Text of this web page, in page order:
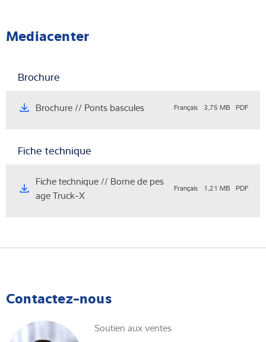
Mediacenter
Brochure
Brochure // Ponts bascules Français 3,75 MB PDF
Fiche technique
Fiche technique // Borne de pes
age Truck-X
Français 1,21 MB PDF
Contactez-nous
Soutien aux ventes